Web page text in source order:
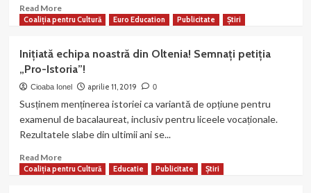
–
proiect
de
UE
Interreg-
IPA
România-
Serbia
campania
socială
vei
dobândi!”.
Read MoreRead
more
curând!
Baia
de
Aramă
un
nou
administrativ
al
Coaliția pentru Cultură Euro Education Publicitate Știri
Inițiată echipa noastră din Oltenia! Semnați petiția
„Pro-Istoria”!
Cioaba Ionel aprilie 11, 2019 0
Susținem menținerea istoriei ca variantă de opțiune pentru
examenul de bacalaureat, inclusiv pentru liceele vocaționale.
Rezultatele slabe din ultimii ani se...
Read MoreRead
more
Coaliția pentru Cultură Educatie Publicitate Știri